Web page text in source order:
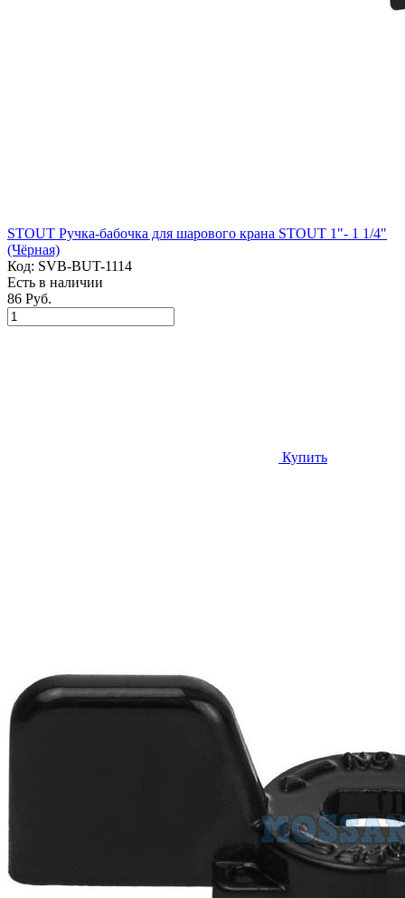
STOUT Ручка-бабочка для шарового крана STOUT 1"- 1 1/4"
(Чёрная)
Код: SVB-BUT-1114
Есть в наличии
86 Руб.
Купить